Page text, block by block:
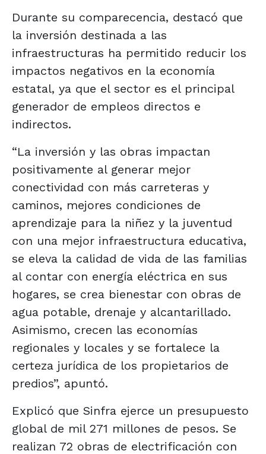
Durante su comparecencia, destacó que
la inversión destinada a las
infraestructuras ha permitido reducir los
impactos negativos en la economía
estatal, ya que el sector es el principal
generador de empleos directos e
indirectos.
“La inversión y las obras impactan
positivamente al generar mejor
conectividad con más carreteras y
caminos, mejores condiciones de
aprendizaje para la niñez y la juventud
con una mejor infraestructura educativa,
se eleva la calidad de vida de las familias
al contar con energía eléctrica en sus
hogares, se crea bienestar con obras de
agua potable, drenaje y alcantarillado.
Asimismo, crecen las economías
regionales y locales y se fortalece la
certeza jurídica de los propietarios de
predios”, apuntó.
Explicó que Sinfra ejerce un presupuesto
global de mil 271 millones de pesos. Se
realizan 72 obras de electrificación con